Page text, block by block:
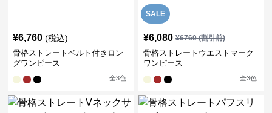
¥6,760 (税込)
骨格ストレートベルト付きロン
グワンピース
全3色
SALE
¥6,080 ¥6760(割引前)
骨格ストレートウエストマーク
ワンピース
全3色